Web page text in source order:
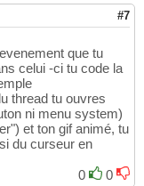
#7
que tu
celui -ci tu code la
thread tu ouvres
ni menu system)
et ton gif animé, tu
du curseur en
0
0